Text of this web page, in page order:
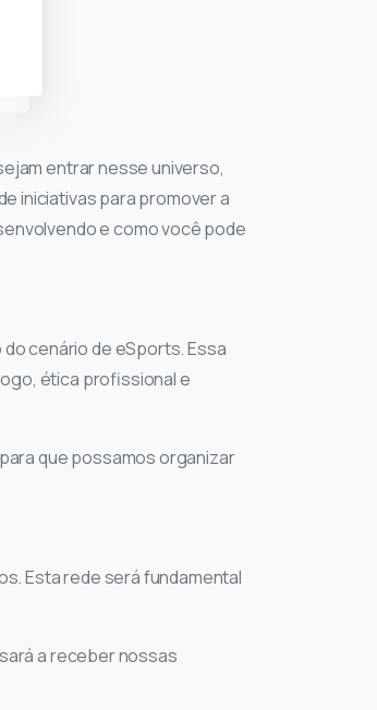
entrar nesse universo,
iniciativas para promover a
e como você pode
cenário de eSports. Essa
ética profissional e
que possamos organizar
Esta rede será fundamental
a receber nossas